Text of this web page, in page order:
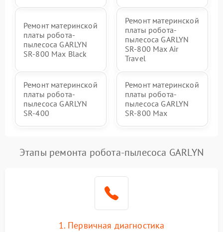
Ремонт материнской
платы робота-
пылесоса GARLYN
SR-800 Max Black
Ремонт материнской
платы робота-
пылесоса GARLYN
SR-800 Max Air
Travel
Ремонт материнской
платы робота-
пылесоса GARLYN
SR-400
Ремонт материнской
платы робота-
пылесоса GARLYN
SR-800 Max
Этапы ремонта робота-пылесоса GARLYN
1. Первичная диагностика